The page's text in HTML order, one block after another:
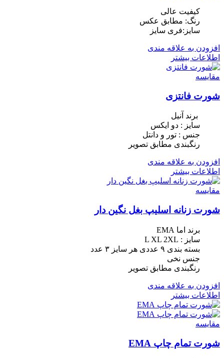
کیفیت عالی
رنگ: مطابق عکس
سایز:فری سایز
افزودن به علاقه مندی
اطلاعات بیشتر
مقایسه
شورت فانتزی
برند آنیل
سایز : دو ایکس
جنس : تور و دانتل
رنگبندی مطابق تصویر
افزودن به علاقه مندی
اطلاعات بیشتر
مقایسه
شورت زنانه اسلیپ بغل نگین دار
برند اما EMA
سایز : L XL 2XL
بسته بندی ٩ عددی هر سایز ٣ عدد
جنس نخی
رنگبندی مطابق تصویر
افزودن به علاقه مندی
اطلاعات بیشتر
مقایسه
شورت تمام چاپ EMA